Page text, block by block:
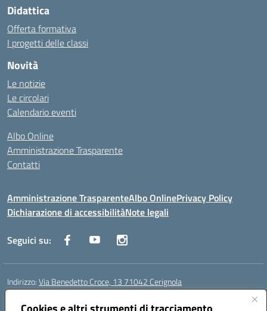
Didattica
Offerta formativa
I progetti delle classi
Novità
Le notizie
Le circolari
Calendario eventi
Albo Online
Amministrazione Trasparente
Contatti
Amministrazione TrasparenteAlbo OnlinePrivacy Policy
Dichiarazione di accessibilitàNote legali
Seguici su:
Indirizzo:Via Benedetto Croce, 13 71042 Cerignola
Centralino:
Posta elettronica certificata (PEC):fgps08000e@pec.istruzione.it